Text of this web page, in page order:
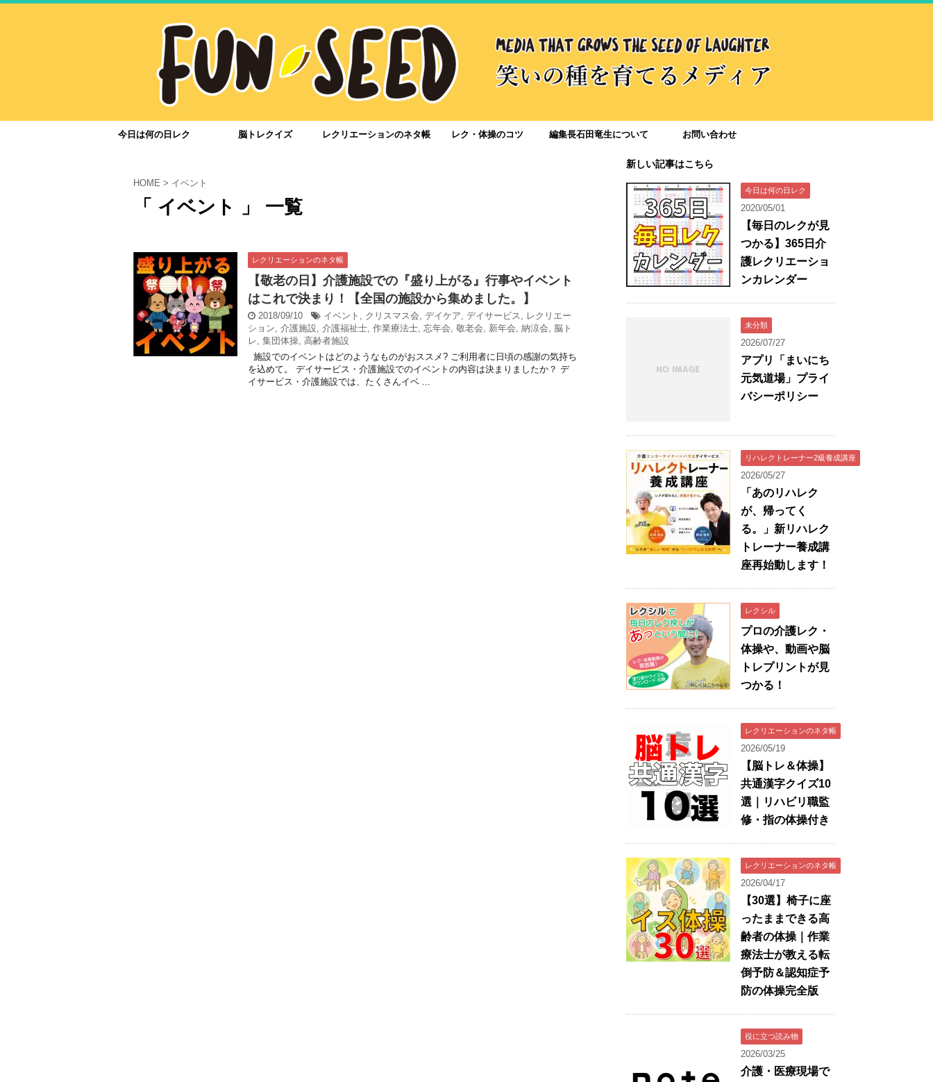
今日は何の日レク 脳トレクイズ レクリエーションのネタ帳 レク・体操のコツ 編集長石田竜生について お問い合わせ
HOME > イベント
「 イベント 」 一覧
レクリエーションのネタ帳
【敬老の日】介護施設での『盛り上がる』行事やイベント
はこれで決まり！【全国の施設から集めました。】
2018/09/10 イベント , クリスマス会, デイケア, デイサービス, レクリエー
ション, 介護施設, 介護福祉士, 作業療法士, 忘年会, 敬老会, 新年会, 納涼会, 脳ト
レ, 集団体操, 高齢者施設
施設でのイベントはどのようなものがおススメ? ご利用者に日頃の感謝の気持ち
を込めて。 デイサービス・介護施設でのイベントの内容は決まりましたか？ デ
イサービス・介護施設では、たくさんイベ ...
新しい記事はこちら
今日は何の日レク
2020/05/01
【毎日のレクが見
つかる】365日介
護レクリエーショ
ンカレンダー
未分類
2026/07/27
アプリ「まいにち
元気道場」プライ
バシーポリシー
リハレクトレーナー2級養成講座
2026/05/27
「あのリハレク
が、帰ってく
る。」新リハレク
トレーナー養成講
座再始動します！
レクシル
プロの介護レク・
体操や、動画や脳
トレプリントが見
つかる！
レクリエーションのネタ帳
2026/05/19
【脳トレ＆体操】
共通漢字クイズ10
選｜リハビリ職監
修・指の体操付き
レクリエーションのネタ帳
2026/04/17
【30選】椅子に座
ったままできる高
齢者の体操｜作業
療法士が教える転
倒予防＆認知症予
防の体操完全版
役に立つ読み物
2026/03/25
介護・医療現場で